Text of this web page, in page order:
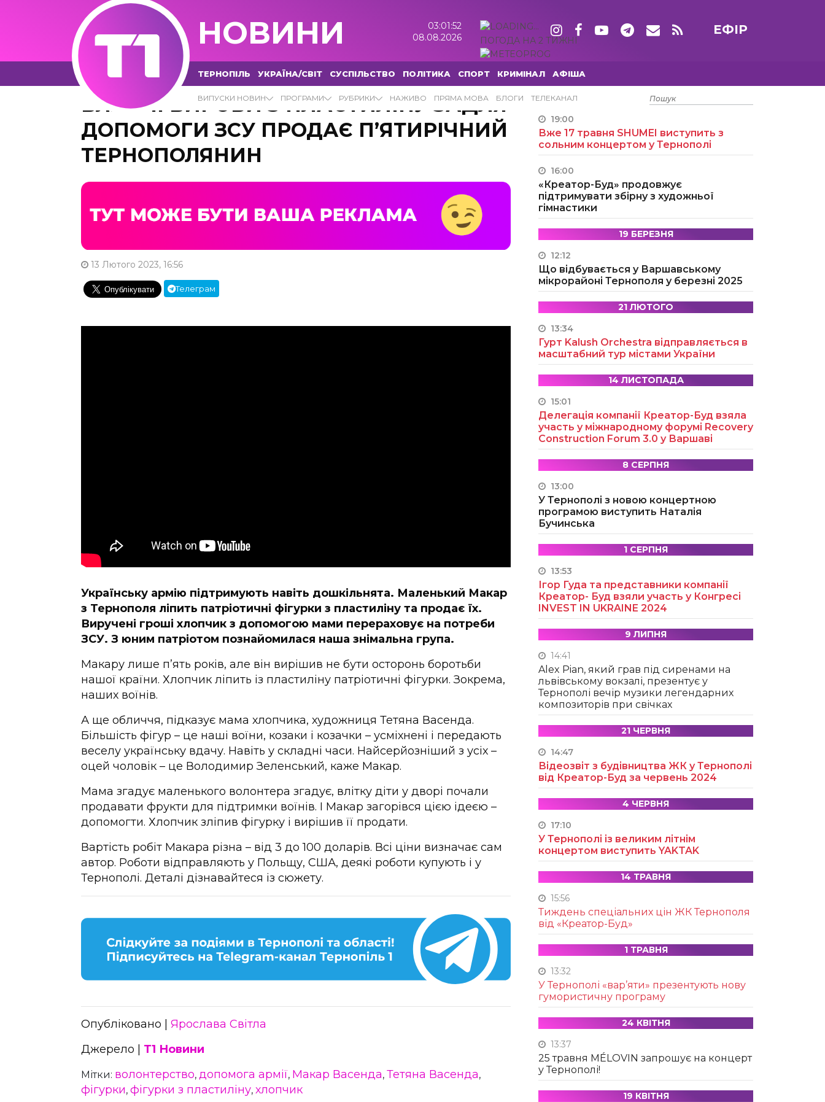
НОВИНИ
03:01:53
08.08.2026
ПОГОДА НА 2 ТИЖНІ
ЕФІР
ТЕРНОПІЛЬ УКРАЇНА/СВІТ СУСПІЛЬСТВО ПОЛІТИКА СПОРТ КРИМІНАЛ АФІША
ВИПУСКИ НОВИН ПРОГРАМИ РУБРИКИ НАЖИВО ПРЯМА МОВА БЛОГИ ТЕЛЕКАНАЛ
ВЛАСНІ ВИРОБИ З ПЛАСТИЛІНУ ЗАДЛЯ
ДОПОМОГИ ЗСУ ПРОДАЄ П’ЯТИРІЧНИЙ
ТЕРНОПОЛЯНИН
13 Лютого 2023, 16:56
Телеграм
Українську армію підтримують навіть дошкільнята. Маленький Макар
з Тернополя ліпить патріотичні фігурки з пластиліну та продає їх.
Виручені гроші хлопчик з допомогою мами перераховує на потреби
ЗСУ. З юним патріотом познайомилася наша знімальна група.
Макару лише п’ять років, але він вирішив не бути осторонь боротьби
нашої країни. Хлопчик ліпить із пластиліну патріотичні фігурки. Зокрема,
наших воїнів.
А ще обличчя, підказує мама хлопчика, художниця Тетяна Васенда.
Більшість фігур – це наші воїни, козаки і козачки – усміхнені і передають
веселу українську вдачу. Навіть у складні часи. Найсерйозніший з усіх –
оцей чоловік – це Володимир Зеленський, каже Макар.
Мама згадує маленького волонтера згадує, влітку діти у дворі почали
продавати фрукти для підтримки воїнів. І Макар загорівся цією ідеєю –
допомогти. Хлопчик зліпив фігурку і вирішив її продати.
Вартість робіт Макара різна – від 3 до 100 доларів. Всі ціни визначає сам
автор. Роботи відправляють у Польщу, США, деякі роботи купують і у
Тернополі. Деталі дізнавайтеся із сюжету.
Опубліковано | Ярослава Світла
Джерело | Т1 Новини
Мітки: волонтерство, допомога армії, Макар Васенда, Тетяна Васенда,
фігурки, фігурки з пластиліну, хлопчик
15 ТРАВНЯ
19:00
Вже 17 травня SHUMEI виступить з
сольним концертом у Тернополі
16:00
«Креатор-Буд» продовжує
підтримувати збірну з художньої
гімнастики
19 БЕРЕЗНЯ
12:12
Що відбувається у Варшавському
мікрорайоні Тернополя у березні 2025
21 ЛЮТОГО
13:34
Гурт Kalush Orchestra відправляється в
масштабний тур містами України
14 ЛИСТОПАДА
15:01
Делегація компанії Креатор-Буд взяла
участь у міжнародному форумі Recovery
Construction Forum 3.0 у Варшаві
8 СЕРПНЯ
13:00
У Тернополі з новою концертною
програмою виступить Наталія
Бучинська
1 СЕРПНЯ
13:53
Ігор Гуда та представники компанії
Креатор- Буд взяли участь у Конгресі
INVEST IN UKRAINE 2024
9 ЛИПНЯ
14:41
Alex Pian, який грав під сиренами на
львівському вокзалі, презентує у
Тернополі вечір музики легендарних
композиторів при свічках
21 ЧЕРВНЯ
14:47
Відеозвіт з будівництва ЖК у Тернополі
від Креатор-Буд за червень 2024
4 ЧЕРВНЯ
17:10
У Тернополі із великим літнім
концертом виступить YAKTAK
14 ТРАВНЯ
15:56
Тиждень спеціальних цін ЖК Тернополя
від «Креатор-Буд»
1 ТРАВНЯ
13:32
У Тернополі «вар’яти» презентують нову
гумористичну програму
24 КВІТНЯ
13:37
25 травня MÉLOVIN запрошує на концерт
у Тернополі!
19 КВІТНЯ